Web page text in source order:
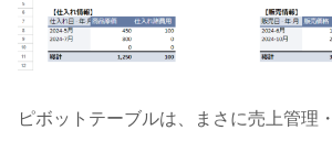
ピボットテーブルは、まさに売上管理